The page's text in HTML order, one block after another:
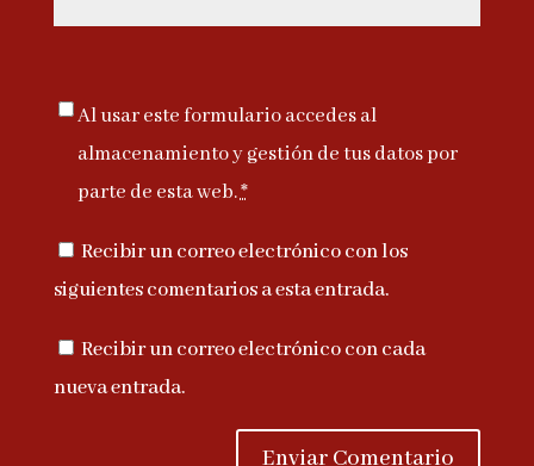
Al usar este formulario accedes al
almacenamiento y gestión de tus datos por
parte de esta web.*
Recibir un correo electrónico con los
siguientes comentarios a esta entrada.
Recibir un correo electrónico con cada
nueva entrada.